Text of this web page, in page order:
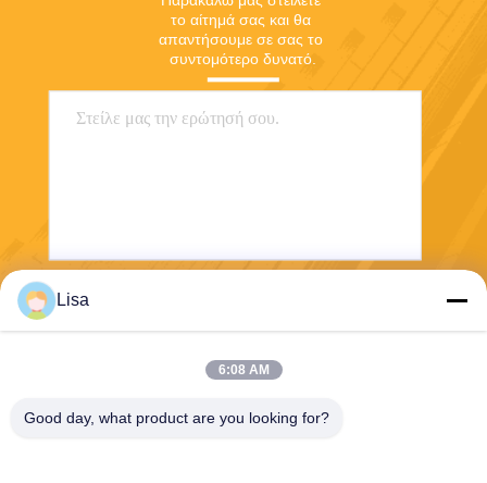
το αίτημά σας και θα
απαντήσουμε σε σας το
συντομότερο δυνατό.
Lisa
6:08 AM
Good day, what product are you looking for?